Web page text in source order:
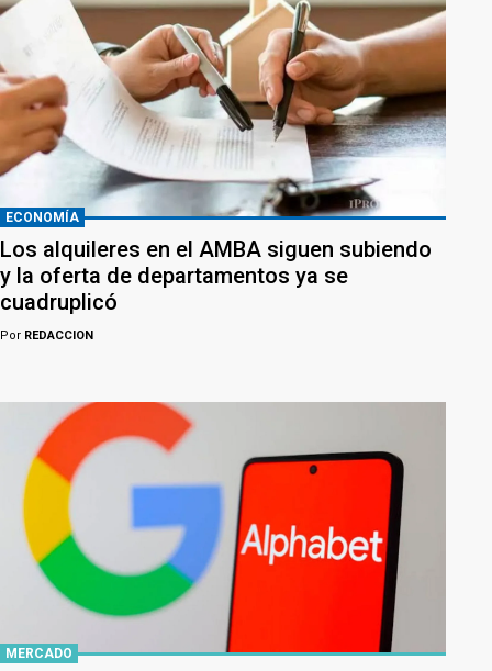
ECONOMÍA
Los alquileres en el AMBA siguen subiendo
y la oferta de departamentos ya se
cuadruplicó
Por REDACCION
MERCADO